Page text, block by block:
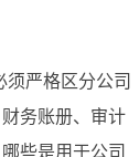
须严格区分公司
务账册、审计
些是用于公司